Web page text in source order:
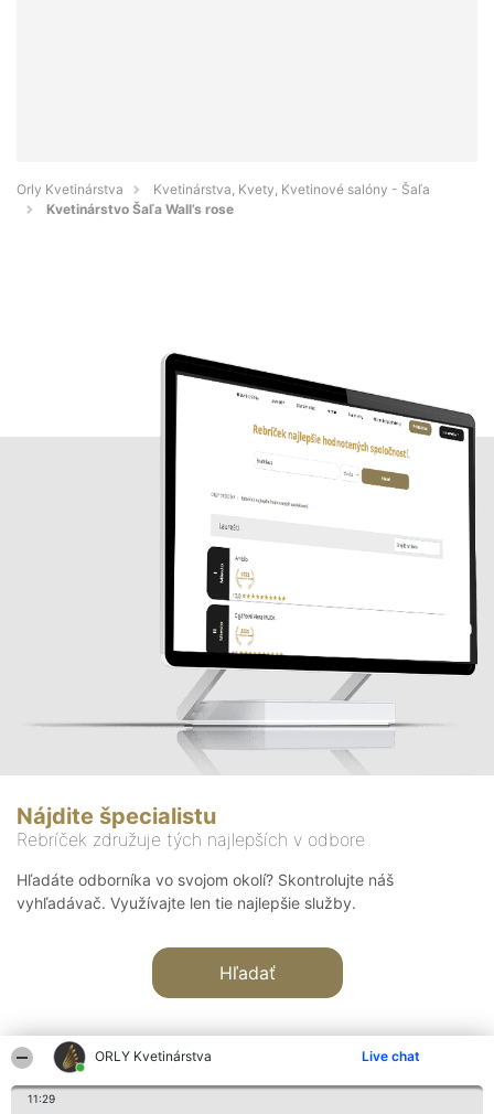
ORLY Kvetinárstva Live chat
11:29
Orly Kvetinárstva
Kvetinárstva, Kvety, Kvetinové salóny - Šaľa
Kvetinárstvo Šaľa Wall’s rose
Nájdite špecialistu
Rebríček združuje tých najlepších v odbore
Hľadáte odborníka vo svojom okolí? Skontrolujte náš
vyhľadávač. Využívajte len tie najlepšie služby.
Hľadať